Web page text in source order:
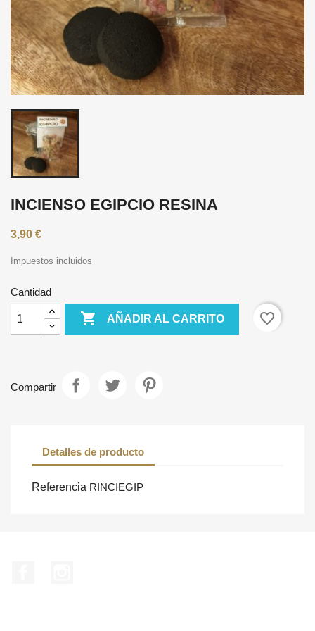
INCIENSO EGIPCIO RESINA
3,90 €
Impuestos incluidos
Cantidad
 AÑADIR AL CARRITO favorite_border
Compartir
Detalles de producto
Referencia RINCIEGIP